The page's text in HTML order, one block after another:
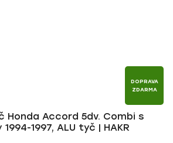
DOPRAVA
ZDARMA
Honda Accord 5dv. Combi s
1997, ALU tyč | HAKR